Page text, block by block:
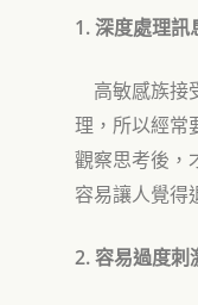
1. 深度處理訊
高敏感族接
理，所以經常
觀察思考後，
容易讓人覺得
2. 容易過度刺